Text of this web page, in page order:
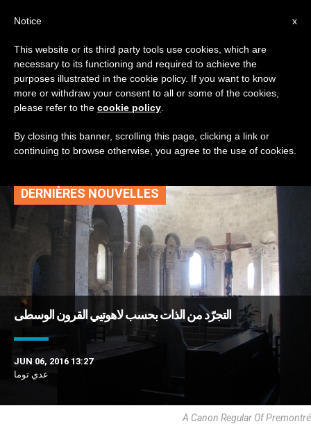
TAG
Posts Tagged ‘تجرد
مسيحي’
DERNIÈRES NOUVELLES
التجرّد من الذات بحسب لاهوتيي القرون الوسطى
JUN 06, 2016 13:27
عدي توما
A Canon Regular Of Premontré
x
Notice
This website or its third party tools use cookies, which are
necessary to its functioning and required to achieve the
purposes illustrated in the cookie policy. If you want to know
more or withdraw your consent to all or some of the cookies,
please refer to the cookie policy
By closing this banner, scrolling this page, clicking a link or
continuing to browse otherwise, you agree to the use of cookies.